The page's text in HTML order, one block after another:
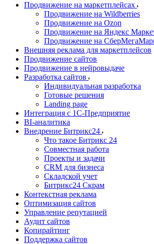
Продвижение на маркетплейсах
Продвижение на Wildberries
Продвижение на Ozon
Продвижение на Яндекс
Продвижение на
Внешняя реклама для маркетплейсов
Продвижение сайтов
Продвижение в нейровыдаче
Разработка сайтов
Индивидуальная разработка
Готовые решения
Landing page
Интеграция с 1С-Предприятие
BI-аналитика
Внедрение Битрикс24
Что такое Битрикс 24
Совместная работа
Проекты и задачи
СRМ для бизнеса
Складской учет
Битрикс24 Скрам
Контекстная реклама
Оптимизация сайтов
Управление репутацией
Аудит сайтов
Копирайтинг
Поддержка сайтов